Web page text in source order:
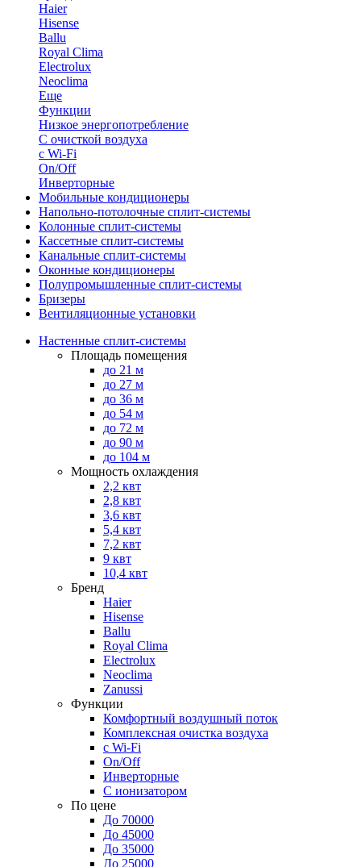
Haier
Hisense
Ballu
Royal Clima
Electrolux
Neoclima
Еще
Функции
Низкое энергопотребление
С очисткой воздуха
с Wi-Fi
On/Off
Инверторные
Мобильные кондиционеры
Напольно-потолоч​ные ​сплит-системы
Колонные ​​сплит-системы
Кассетные сплит-системы
Канальные сплит-системы
Оконные кондиционеры
Полупромышленные сплит-системы
Бризеры
Вентиляционные установки
Настенные сплит-системы
Площадь помещения
до 21 м
до 27 м
до 36 м
до 54 м
до 72 м
до 90 м
до 104 м
Мощность охлаждения
2,2 квт
2,8 квт
3,6 квт
5,4 квт
7,2 квт
9 квт
10,4 квт
Бренд
Haier
Hisense
Ballu
Royal Clima
Electrolux
Neoclima
Zanussi
Функции
Комфортный воздушный поток
Комплексная очистка воздуха
с Wi-Fi
On/Off
Инверторные
С ионизатором
По цене
До 70000
До 45000
До 35000
До 25000